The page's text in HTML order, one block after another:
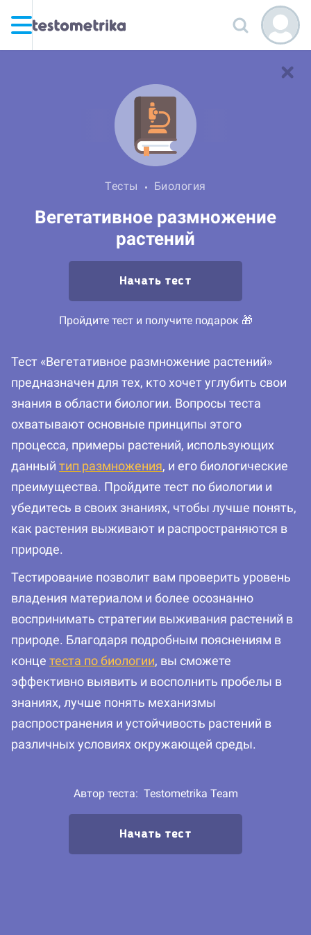
Тесты Биология
Вегетативное размножение
растений
Начать тест
Пройдите тест и получите подарок 🎁
Тест «Вегетативное размножение растений»
предназначен для тех, кто хочет углубить свои
знания в области биологии. Вопросы теста
охватывают основные принципы этого
процесса, примеры растений, использующих
данный тип размножения, и его биологические
преимущества. Пройдите тест по биологии и
убедитесь в своих знаниях, чтобы лучше понять,
как растения выживают и распространяются в
природе.
Тестирование позволит вам проверить уровень
владения материалом и более осознанно
воспринимать стратегии выживания растений в
природе. Благодаря подробным пояснениям в
конце теста по биологии, вы сможете
эффективно выявить и восполнить пробелы в
знаниях, лучше понять механизмы
распространения и устойчивость растений в
различных условиях окружающей среды.
Автор теста: Testometrika Team
Начать тест